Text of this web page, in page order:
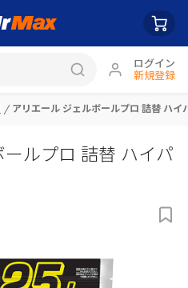
ログイン
新規登録
アリエール ジェルボールプロ 詰替 ハイ
ルプロ 詰替 ハイパ